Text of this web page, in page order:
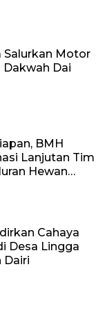
Salurkan Motor
Dai
BMH
Lanjutan Tim
Hewan
Cahaya
Desa Lingga
Dairi